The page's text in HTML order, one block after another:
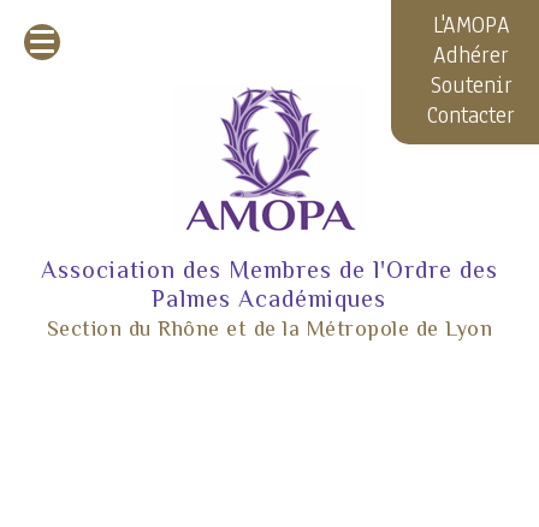
L'AMOPA
Adhérer
Soutenir
Contacter
Association des Membres de l'Ordre des
Palmes Académiques
Section du Rhône et de la Métropole de Lyon